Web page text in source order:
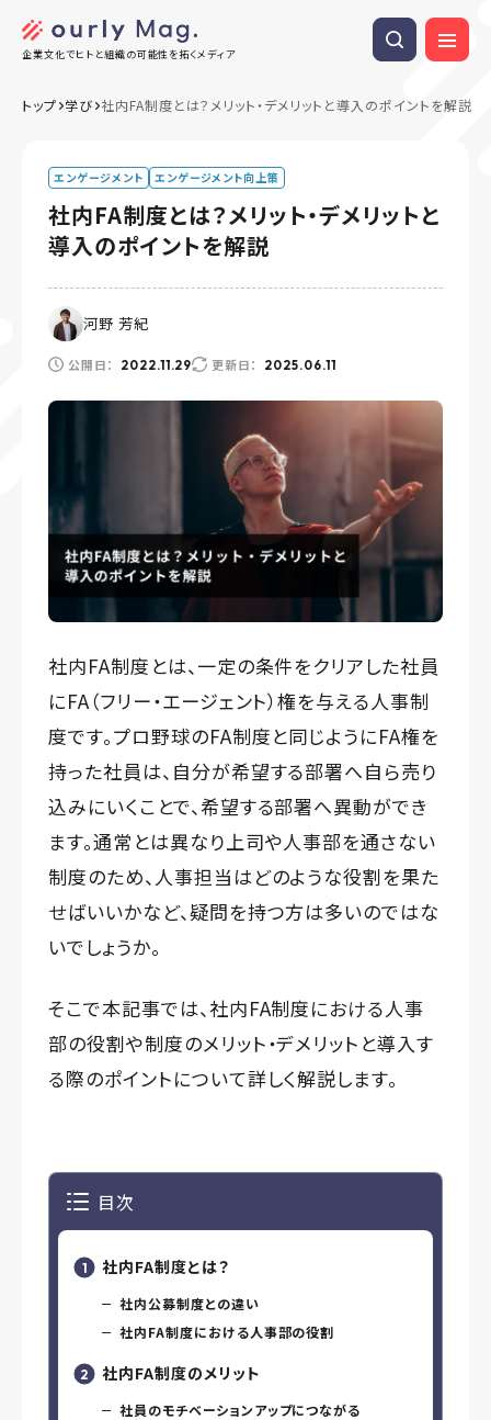
企業文化でヒトと組織の可能性を拓くメディア
トップ 学び 社内FA制度とは？メリット・デメリットと導入のポイントを解説
エンゲージメント エンゲージメント向上策
社内FA制度とは？メリット・デメリットと
導入のポイントを解説
河野 芳紀
公開日： 2022.11.29 更新日： 2025.06.11
社内FA制度とは、一定の条件をクリアした社員
にFA（フリー・エージェント）権を与える人事制
度です。プロ野球のFA制度と同じようにFA権を
持った社員は、自分が希望する部署へ自ら売り
込みにいくことで、希望する部署へ異動ができ
ます。通常とは異なり上司や人事部を通さない
制度のため、人事担当はどのような役割を果た
せばいいかなど、疑問を持つ方は多いのではな
いでしょうか。
そこで本記事では、社内FA制度における人事
部の役割や制度のメリット・デメリットと導入す
る際のポイントについて詳しく解説します。
目次
社内FA制度とは？
社内公募制度との違い
社内FA制度における人事部の役割
社内FA制度のメリット
社員のモチベーションアップにつながる